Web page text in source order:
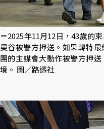
＝2025年11月12日，43歲的
曼谷被警方押送。如果韓特
團的主謀會大動作被警方押
境。 圖／路透社